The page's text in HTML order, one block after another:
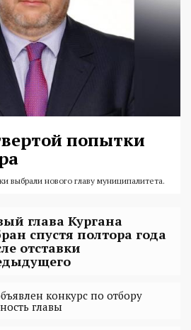
попытки
выбрали нового главу муниципалитета.
глава Кургана
спустя полтора года
отставки
конкурс по отбору
главы